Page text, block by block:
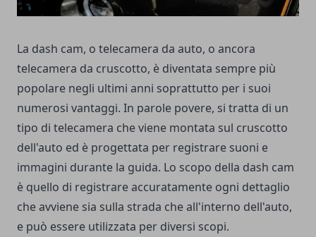
La dash cam, o telecamera da auto, o ancora
telecamera da cruscotto, è diventata sempre più
popolare negli ultimi anni soprattutto per i suoi
numerosi vantaggi. In parole povere, si tratta di un
tipo di telecamera che viene montata sul cruscotto
dell'auto ed è progettata per registrare suoni e
immagini durante la guida. Lo scopo della dash cam
è quello di registrare accuratamente ogni dettaglio
che avviene sia sulla strada che all'interno dell'auto,
e può essere utilizzata per diversi scopi.